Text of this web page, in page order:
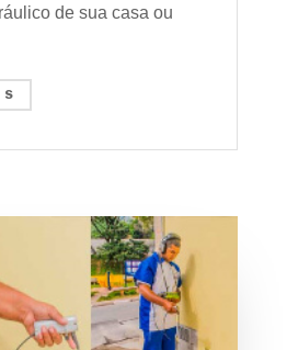
de sua casa ou